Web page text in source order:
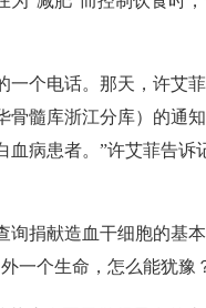
个电话。那天，许艾
骨髓库浙江分库）的通
病患者。”许艾菲告诉
捐献造血干细胞的基本
一个生命，怎么能犹豫